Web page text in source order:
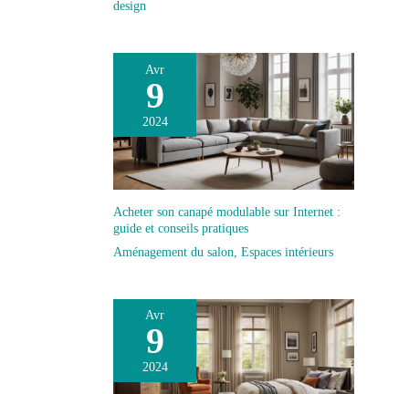
design
Avr
9
2024
Acheter son canapé modulable sur Internet :
guide et conseils pratiques
Aménagement du salon Espaces intérieurs
Avr
9
2024